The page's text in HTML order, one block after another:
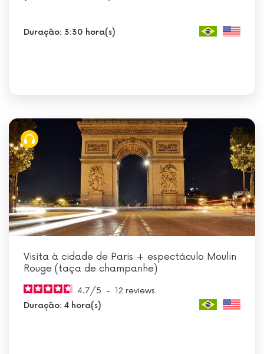
Duração: 3:30 hora(s)
Visita à cidade de Paris + espectáculo Moulin
Rouge (taça de champanhe)
4.7/5 - 12 reviews
Duração: 4 hora(s)